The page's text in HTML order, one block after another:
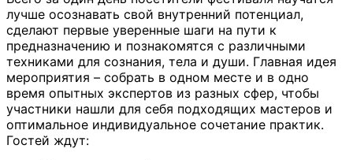
лучше осознавать свой внутренний потенциал,
сделают первые уверенные шаги на пути к
предназначению и познакомятся с различными
техниками для сознания, тела и души. Главная идея
мероприятия – собрать в одном месте и в одно
время опытных экспертов из разных сфер, чтобы
участники нашли для себя подходящих мастеров и
оптимальное индивидуальное сочетание практик.
Гостей ждут: